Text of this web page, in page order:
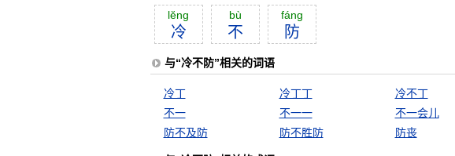
lĕng
冷
bù
不
fáng
防
与“冷不防”相关的词语
冷丁 冷丁丁 冷不丁
不一
不一一 不一会儿
防不及防
防不胜防 防丧